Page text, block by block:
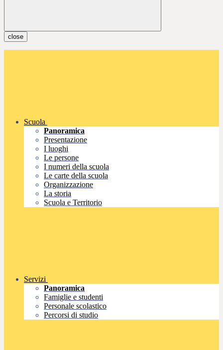
close
Scuola
Panoramica
Presentazione
I luoghi
Le persone
I numeri della scuola
Le carte della scuola
Organizzazione
La storia
Scuola e Territorio
Servizi
Panoramica
Famiglie e studenti
Personale scolastico
Percorsi di studio